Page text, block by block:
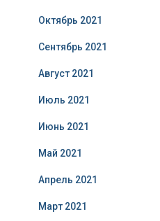
Октябрь 2021
Сентябрь 2021
Август 2021
Июль 2021
Июнь 2021
Май 2021
Апрель 2021
Март 2021